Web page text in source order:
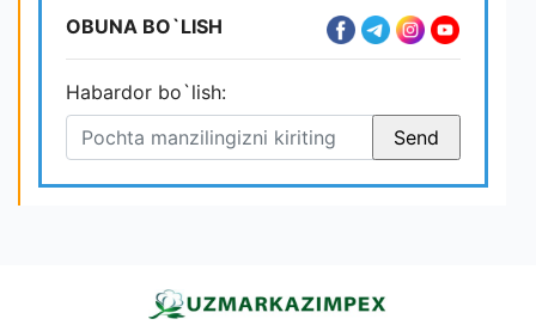
OBUNA BO`LISH
Habardor bo`lish: